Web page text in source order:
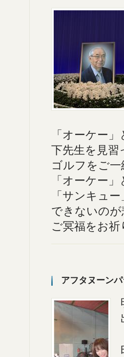
「オーケー
下先生を見
ゴルフをご
「オーケー
「サンキュ
できないの
ご冥福をお
アフタヌーン